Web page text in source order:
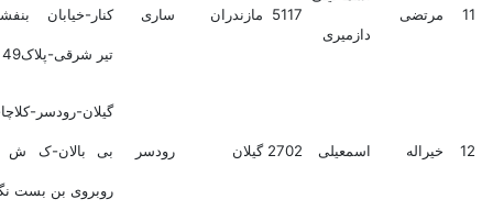
مرتضی
دازمیری
مازندران ساری کنار-خیابان بنفشه-کوچه
تیر شرقی-پلاک49
خیراله اسمعیلی 2702 گیلان
گیلان-رودسر-کلاچای-خ
بی بالان-ک ش انصاری
روبروی بن بست نگین